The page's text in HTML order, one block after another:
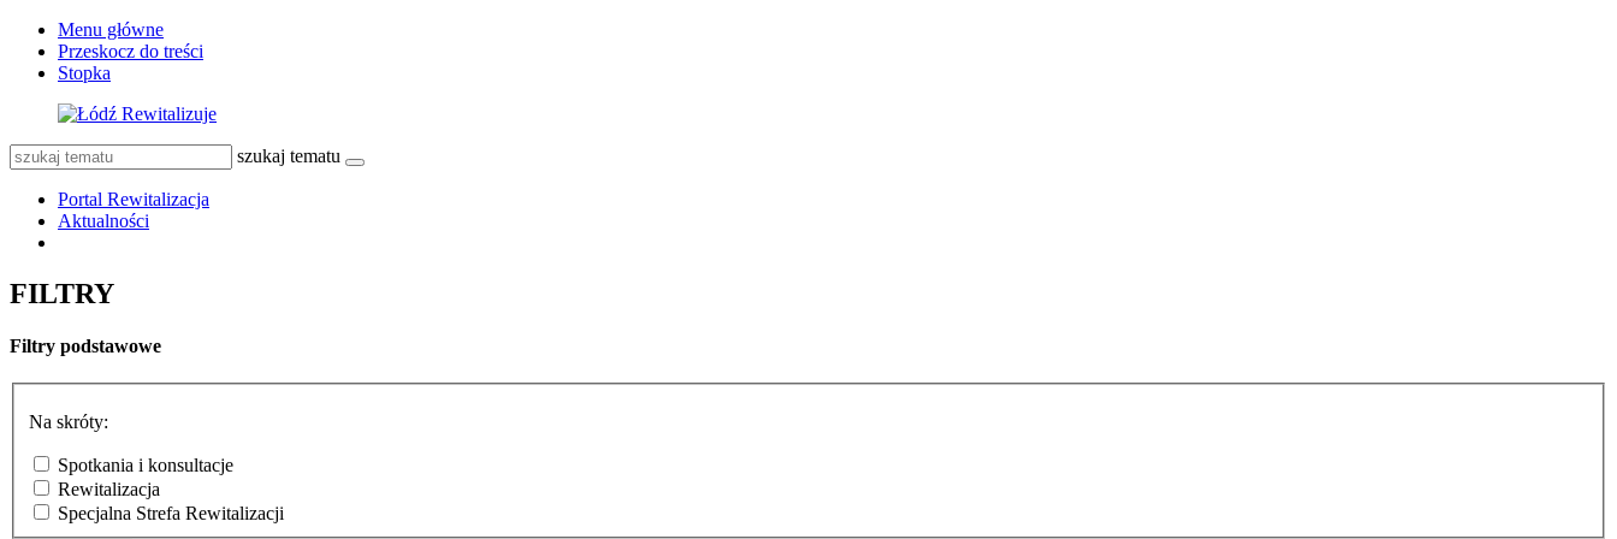
Menu główne
Przeskocz do treści
Stopka
szukaj tematu
Portal Rewitalizacja
Aktualności
FILTRY
Filtry podstawowe
Na skróty:
Spotkania i konsultacje
Rewitalizacja
Specjalna Strefa Rewitalizacji